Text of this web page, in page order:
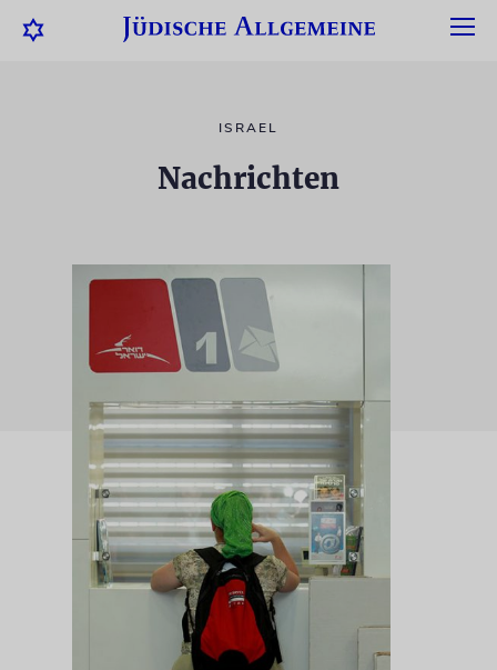
ISRAEL
Nachrichten